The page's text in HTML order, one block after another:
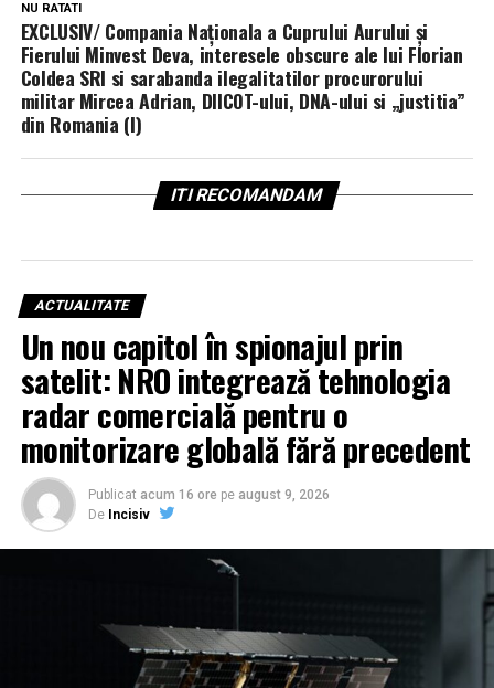
NU RATATI
EXCLUSIV/ Compania Naționala a Cuprului Aurului și
Fierului Minvest Deva, interesele obscure ale lui Florian
Coldea SRI si sarabanda ilegalitatilor procurorului
militar Mircea Adrian, DIICOT-ului, DNA-ului si „justitia”
din Romania (I)
ITI RECOMANDAM
ACTUALITATE
Un nou capitol în spionajul prin
satelit: NRO integrează tehnologia
radar comercială pentru o
monitorizare globală fără precedent
Publicat acum 16 ore pe august 9, 2026
De Incisiv